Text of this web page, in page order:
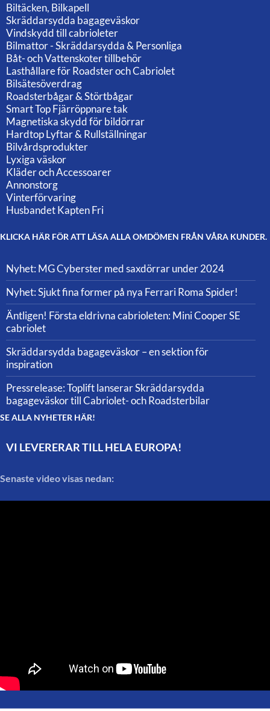
Biltäcken, Bilkapell
Skräddarsydda bagageväskor
Vindskydd till cabrioleter
Bilmattor - Skräddarsydda & Personliga
Båt- och Vattenskoter tillbehör
Lasthållare för Roadster och Cabriolet
Bilsätesöverdrag
Roadsterbågar & Störtbågar
Smart Top Fjärröppnare tak
Magnetiska skydd för bildörrar
Hardtop Lyftar & Rullställningar
Bilvårdsprodukter
Lyxiga väskor
Kläder och Accessoarer
Annonstorg
Vinterförvaring
Husbandet Kapten Fri
KLICKA HÄR FÖR ATT LÄSA ALLA OMDÖMEN FRÅN VÅRA KUNDER.
Nyhet: MG Cyberster med saxdörrar under 2024
Nyhet: Sjukt fina former på nya Ferrari Roma Spider!
Äntligen! Första eldrivna cabrioleten: Mini Cooper SE
cabriolet
Skräddarsydda bagageväskor – en sektion för
inspiration
Pressrelease: Toplift lanserar Skräddarsydda
bagageväskor till Cabriolet- och Roadsterbilar
SE ALLA NYHETER HÄR!
VI LEVERERAR TILL HELA EUROPA!
Senaste video visas nedan: